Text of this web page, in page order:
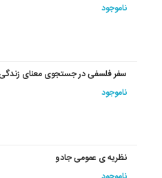
ناموجود
سفر فلسفی در جستجوی معنای
ناموجود
نظریه ی عمومی جادو